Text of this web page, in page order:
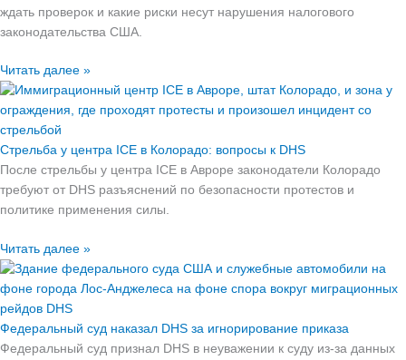
ждать проверок и какие риски несут нарушения налогового
законодательства США.
Читать далее »
Стрельба у центра ICE в Колорадо: вопросы к DHS
После стрельбы у центра ICE в Авроре законодатели Колорадо
требуют от DHS разъяснений по безопасности протестов и
политике применения силы.
Читать далее »
Федеральный суд наказал DHS за игнорирование приказа
Федеральный суд признал DHS в неуважении к суду из-за данных